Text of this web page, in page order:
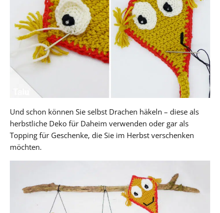
Und schon können Sie selbst Drachen häkeln – diese als
herbstliche Deko für Daheim verwenden oder gar als
Topping für Geschenke, die Sie im Herbst verschenken
möchten.